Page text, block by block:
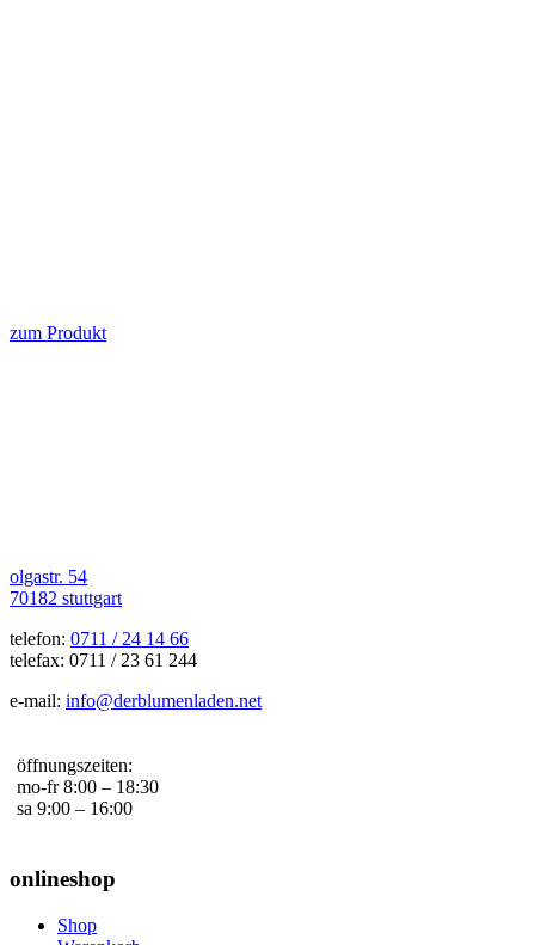
zum Produkt
olgastr. 54
70182 stuttgart
telefon: 0711 / 24 14 66
telefax: 0711 / 23 61 244
e-mail: info@derblumenladen.net
öffnungszeiten:
mo-fr 8:00 – 18:30
sa 9:00 – 16:00
onlineshop
Shop